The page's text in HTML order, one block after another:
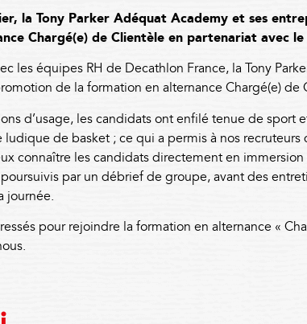
la Tony Parker Adéquat Academy et ses
Chargé(e) de Clientèle en partenariat avec le
les équipes RH de Decathlon France, la Tony
de la formation en alternance Chargé(e) de
d’usage, les candidats ont enfilé tenue de
ludique de basket ; ce qui a permis à nos
connaître les candidats directement en
par un débrief de groupe, avant des
journée.
pour rejoindre la formation en alternance «
.